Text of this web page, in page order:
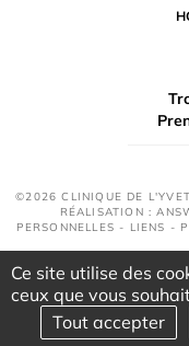
©2026 CLINIQUE DE
RÉALISATION :
PERSONNELLES - LIENS -
Ce site utilise des
ceux que vous
Tout accepter